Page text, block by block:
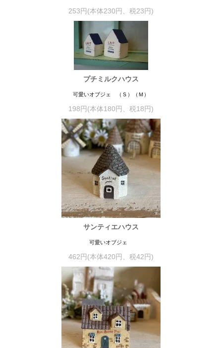
253円(本体230円、税23円)
プチミルクハウス
可愛いオブジェ （Ｓ）（Ｍ）
198円(本体180円、税18円)
サンティエハウス
可愛いオブジェ
462円(本体420円、税42円)